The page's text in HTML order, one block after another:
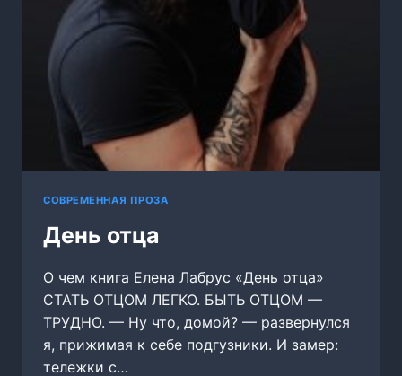
СОВРЕМЕННАЯ ПРОЗА
День отца
О чем книга Елена Лабрус «День отца»
СТАТЬ ОТЦОМ ЛЕГКО. БЫТЬ ОТЦОМ —
ТРУДНО. — Ну что, домой? — развернулся
я, прижимая к себе подгузники. И замер:
тележки с…